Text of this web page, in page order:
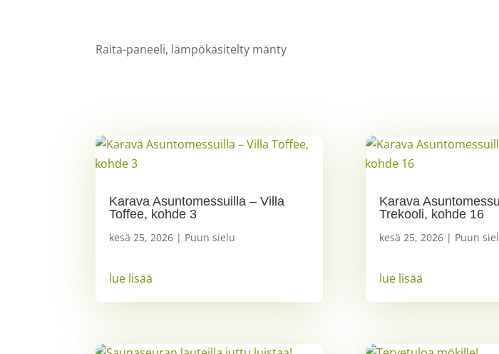
Raita-paneeli, lämpökäsitelty mänty
Karava Asuntomessuilla – Villa
Toffee, kohde 3
kesä 25, 2026 | Puun sielu
lue lisää
Karava
Trekooli, kohde 16
kesä 25, 2026| Puun
lue lisää